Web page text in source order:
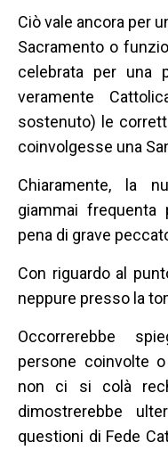
Ciò vale ancora per
Sacramento o
celebrata per una
veramente
sostenuto) le
coinvolgesse una
Chiaramente, la
giammai frequenta
pena di grave
Con riguardo al
neppure presso la
Occorrerebbe
persone coinvolte
non ci si colà
dimostrerebbe
questioni di Fede